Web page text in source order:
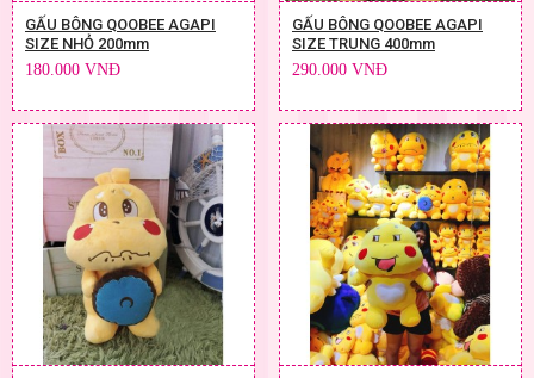
GẤU BÔNG QOOBEE AGAPI
SIZE NHỎ 200mm
180.000 VNĐ
GẤU BÔNG QOOBEE AGAPI
SIZE TRUNG 400mm
290.000 VNĐ